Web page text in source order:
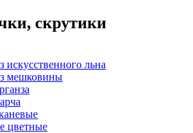
скрутики
льна
мешковины
цветные